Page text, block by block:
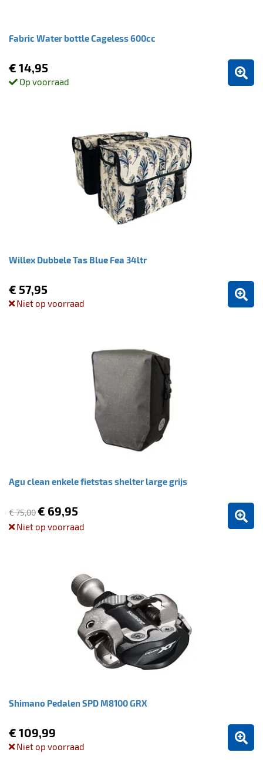
Fabric Water bottle Cageless 600cc
€ 14,95
Op voorraad
Willex Dubbele Tas Blue Fea 34ltr
€ 57,95
Niet op voorraad
Agu clean enkele fietstas shelter large grijs
€ 75,00€ 69,95
Niet op voorraad
Shimano Pedalen SPD M8100 GRX
€ 109,99
Niet op voorraad